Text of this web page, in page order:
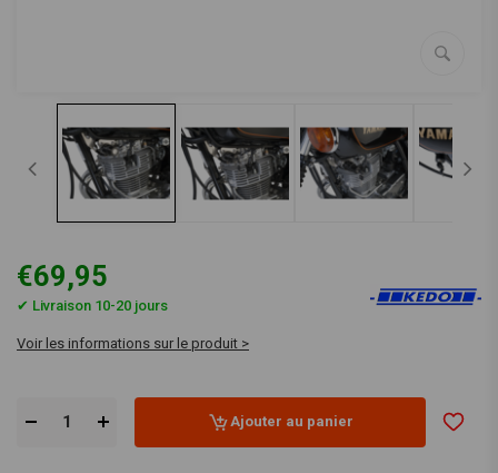
€69,95
✔ Livraison 10-20 jours
Voir les informations sur le produit >
Ajouter au panier